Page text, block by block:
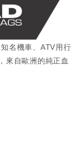
名機車、ATV用行
來自歐洲的純正血